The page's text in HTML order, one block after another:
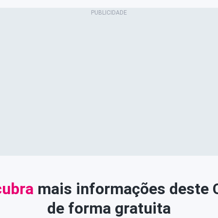
mais informações deste
de forma gratuita